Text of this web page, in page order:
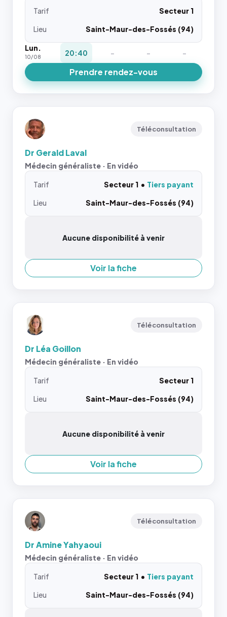
Tarif
Secteur 1
Lieu
Saint-Maur-des-Fossés (94)
Lun.
10/08 20:40 - - -
Prendre rendez-vous
Téléconsultation
Dr Gerald Laval
Médecin généraliste · En vidéo
Tarif Secteur 1
Tiers payant
Lieu
Saint-Maur-des-Fossés (94)
Aucune disponibilité à venir
Voir la fiche
Téléconsultation
Dr Léa Goillon
Médecin généraliste · En vidéo
Tarif
Secteur 1
Lieu
Saint-Maur-des-Fossés (94)
Aucune disponibilité à venir
Voir la fiche
Téléconsultation
Dr Amine Yahyaoui
Médecin généraliste · En vidéo
Tarif Secteur 1
Tiers payant
Lieu
Saint-Maur-des-Fossés (94)